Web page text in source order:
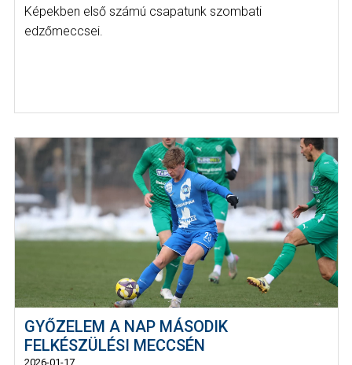
Képekben első számú csapatunk szombati
edzőmeccsei.
GYŐZELEM A NAP MÁSODIK
FELKÉSZÜLÉSI MECCSÉN
2026-01-17